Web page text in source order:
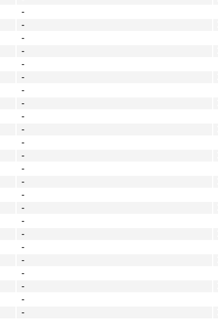
-
-
-
-
-
-
-
-
-
-
-
-
-
-
-
-
-
-
-
-
-
-
-
-